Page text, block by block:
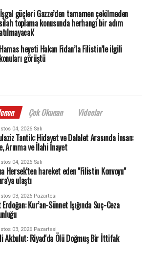
güçleri Gazze’den tamamen çekilmeden
silah toplama konusunda herhangi bir adım
atılmayacak'
Hamas heyeti Hakan Fidan’la Filistin’le ilgili
konuları görüştü
Çok Okunan Videolar
04, 2026 Salı
Tantik: Hidayet ve Dalalet Arasında İnsan:
Arınma ve İlahi İnayet
04, 2026 Salı
Hersek'ten hareket eden "Filistin Konvoyu"
ulaştı
03, 2026 Pazartesi
Kur’an-Sünnet Işığında Suç-Ceza
03, 2026 Pazartesi
Akbulut: Riyad'da Ölü Doğmuş Bir İttifak